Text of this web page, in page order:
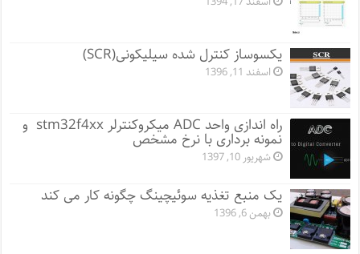
یکسوساز کنترل شده سیلیکونی(SCR)
اسفند 11, 1396
راه اندازی واحد ADC میکروکنترلر stm32f4xx و
نمونه برداری با نرخ مشخص
شهریور 10, 1397
یک منبع تغذیه سوئیچینگ چگونه کار می کند
بهمن 6, 1396